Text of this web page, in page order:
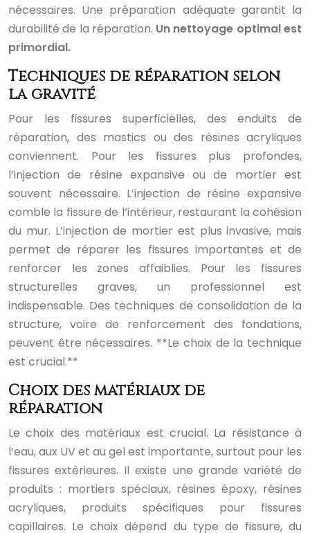
nécessaires. Une préparation adéquate garantit la
durabilité de la réparation. Un nettoyage optimal est
primordial.
Techniques de réparation selon
la gravité
Pour les fissures superficielles, des enduits de
réparation, des mastics ou des résines acryliques
conviennent. Pour les fissures plus profondes,
l’injection de résine expansive ou de mortier est
souvent nécessaire. L’injection de résine expansive
comble la fissure de l’intérieur, restaurant la cohésion
du mur. L’injection de mortier est plus invasive, mais
permet de réparer les fissures importantes et de
renforcer les zones affaiblies. Pour les fissures
structurelles graves, un professionnel est
indispensable. Des techniques de consolidation de la
structure, voire de renforcement des fondations,
peuvent être nécessaires. **Le choix de la technique
est crucial.**
Choix des matériaux de
réparation
Le choix des matériaux est crucial. La résistance à
l’eau, aux UV et au gel est importante, surtout pour les
fissures extérieures. Il existe une grande variété de
produits : mortiers spéciaux, résines époxy, résines
acryliques, produits spécifiques pour fissures
capillaires. Le choix dépend du type de fissure, du